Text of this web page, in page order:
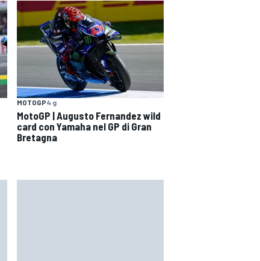
MOTOGP4 g
MotoGP | Augusto Fernandez wild
card con Yamaha nel GP di Gran
Bretagna